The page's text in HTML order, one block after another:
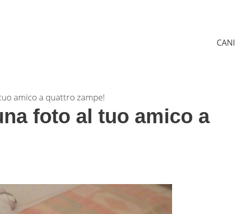
CANI
amico a quattro zampe!
foto al tuo amico a